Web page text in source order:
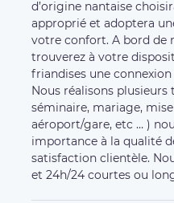
Services:
Car seat
Other carriers in the
KB Transport, Ocean
VTC, BYOU VTC,
vtcservicepremium,
TRANSPORT,
BHN VTC